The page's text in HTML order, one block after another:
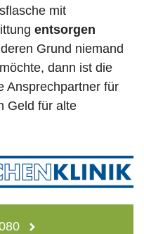
mit
entsorgen
Grund niemand
dann ist die
Ansprechpartner für
Geld für alte